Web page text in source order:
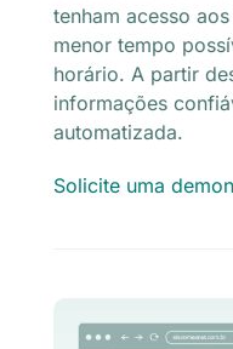
tenham acesso
menor tempo
horário. A partir
informações
automatizada.
Solicite uma